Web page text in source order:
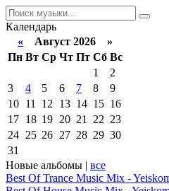
Календарь
« Август 2026 »
Пн Вт Ср Чт Пт Сб Вс
1
2
3
4 5 6 7 8
9
10 11 12 13 14 15 16
17 18 19 20 21 22 23
24 25 26 27 28 29 30
31
Новые альбомы | все
Best Of Trance Music Mix -